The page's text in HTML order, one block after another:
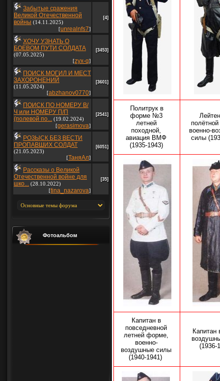
Забытые сражения
Великой Отечественной
войны (14.11.2025)
[unrealnfs7]
[4]
ХОЧУ УЗНАТЬ О
БОЕВОМ ПУТИ СОЛДАТА
(07.05.2025)
[zyx-q]
[3453]
ПОИСК МОГИЛ И МЕСТ
ЗАХОРОНЕНИЙ
(11.05.2024)
[abzhanov0770]
[3601]
ПОИСК ПО НОМЕРУ В/
Ч или НОМЕРУ П/П
(полевой по... (19.02.2024)
[gerasimova]
[2541]
РОЗЫСК БЕЗ ВЕСТИ
ПРОПАВШИХ СОЛДАТ
(21.05.2023)
[ТаняАл]
[6051]
Рассказы о Великой
Отечественной войне для
шко... (28.10.2022)
[tina_nazarova]
[35]
Фотоальбом
Политрук в
форме №3
летней
походной,
авиация ВМФ
(1935-1943)
военно-
силы
Капитан в
повседневной
летней форме,
военно-
воздушные силы
(1940-1941)
Капитан
(1936-